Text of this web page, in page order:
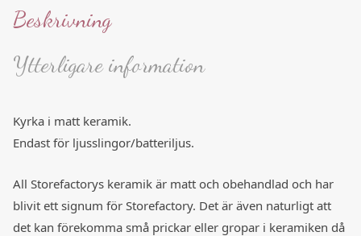
Beskrivning
Ytterligare information
Kyrka i matt keramik.
Endast för ljusslingor/batteriljus.
All Storefactorys keramik är matt och obehandlad och har
blivit ett signum för Storefactory. Det är även naturligt att
det kan förekomma små prickar eller gropar i keramiken då